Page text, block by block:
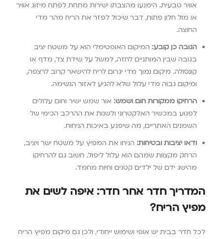
אוויר טבעית. הימנעו מהצבתו ישירות מתחת לפתח מיזוג אוויר
או מול חלון פתוח, דבר שיכול לפזר את הריח מהר מדי
החוצה.
הגובה כן קובע: המיקום האופטימלי הוא על משטח יציב
בגובה שבין המותניים לחזה, למשל על שידת צד, מדף או
קונסולה. מיקום נמוך מדי יגרום לריח להישאר קרוב לרצפה,
ומיקום גבוה מדי עלול שלא להגיע לאזור הנשימה.
הרחיקו ממקורות חום ושמש: אור שמש ישיר וחום עלולים
לפגוע במכשיר האלקטרוני ולשנות את ההרכב הכימי של
השמנים האתריים, מה שיפגע באיכות הניחוח.
ודאו יציבות ובטיחות: הניחו את המפיץ על משטח ישר ויציב,
הרחק מקצוות שמהם הוא עלול ליפול. חשוב גם להרחיקו
מהישג ידם של ילדים קטנים וחיות מחמד.
המדריך חדר אחר חדר: איפה לשים את
מפיץ הריח?
לכל חדר בבית יש אופי ושימוש ייחודי, ולכן גם מיקום מפיץ הריח